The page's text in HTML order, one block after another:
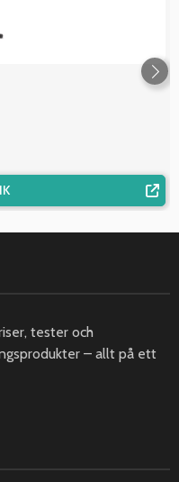
tester och
– allt på ett